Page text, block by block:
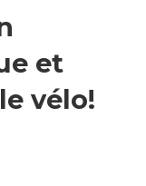
et
vélo!